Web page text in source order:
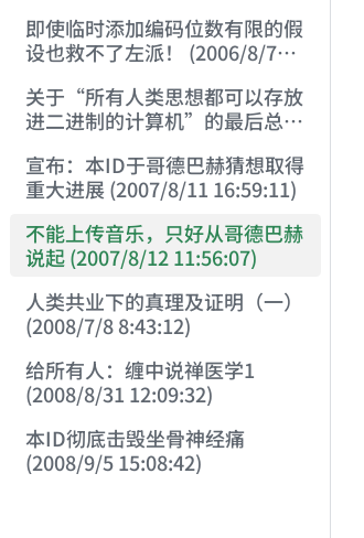
即使临时添加编码位数有限的假
设也救不了左派！ (2006/8/7
关于“所有人类思想都可以存放
进二进制的计算机”的最后总结
宣布：本ID于哥德巴赫猜想取得
重大进展 (2007/8/11 16:59:11)
不能上传音乐，只好从哥德巴赫
说起 (2007/8/12 11:56:07)
人类共业下的真理及证明（一）
(2008/7/8 8:43:12)
给所有人：缠中说禅医学1
(2008/8/31 12:09:32)
本ID彻底击毁坐骨神经痛
(2008/9/5 15:08:42)